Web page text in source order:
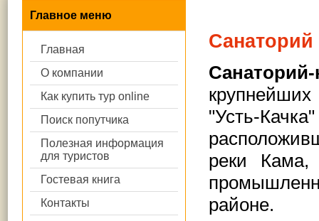
Главное меню
Главная
О компании
Как купить тур online
Поиск попутчика
Полезная информация
для туристов
Гостевая книга
Контакты
Санаторий
Санаторий-
"Усть-
реки
районе.